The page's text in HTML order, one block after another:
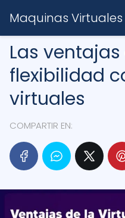
Maquinas Virtuales
Las
flexibilidad
virtuales
COMPARTIR EN: